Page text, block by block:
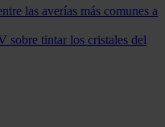
las averías más comunes a
sobre tintar los cristales del